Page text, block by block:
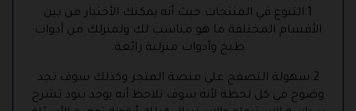
1 .التنوع في المنتجات حيث أنه يمكنك الأختيار من بين
الأقسام المختلفة ما هو مناسب لك ولمنزلك من أدوات
طبخ وأدوات منزلية رائعة.
2.سهولة التصفح علي منصة المتجر وكذلك سوف تجد
وضوح في كل لحظة لأنه سوف تلاحظ أنه يوجد بنود تشرح